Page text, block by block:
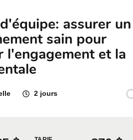
assurer un
sain pour
l'engagement et la
2 jours